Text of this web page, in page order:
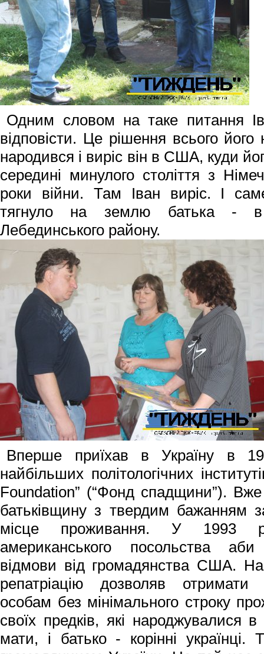
Одним словом на таке питання
відповісти. Це рішення всього
народився і виріс він в США, куди
середині минулого століття з
роки війни. Там Іван виріс. І
тягнуло на землю батька - в
Лебединського району.
Вперше приїхав в Україну в
найбільших політологічних
Foundation” (“Фонд спадщини”). Вже
батьківщину з твердим бажанням
місце проживання. У 1993
американського посольства
відмови від громадянства США.
репатріацію дозволяв отримати
особам без мінімального строку
своїх предків, які народжувалися в
мати, і батько - корінні